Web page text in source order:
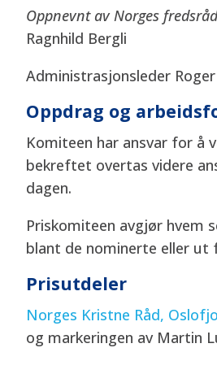
Oppnevnt av Norges fredsråd
Ragnhild Bergli
Administrasjonsleder
Oppdrag og
Komiteen har ansvar for å
bekreftet overtas videre
dagen.
Priskomiteen avgjør hvem
blant de nominerte eller ut
Prisutdeler
Norges Kristne Råd, O
og markeringen av Martin